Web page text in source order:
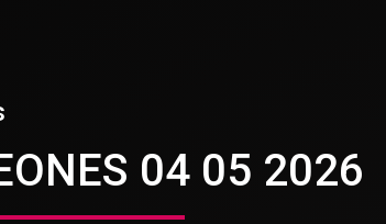
04 05 2026